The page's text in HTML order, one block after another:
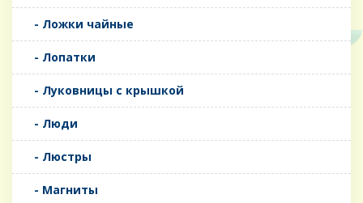
- Ложки чайные
- Лопатки
- Луковницы с крышкой
- Люди
- Люстры
- Магниты